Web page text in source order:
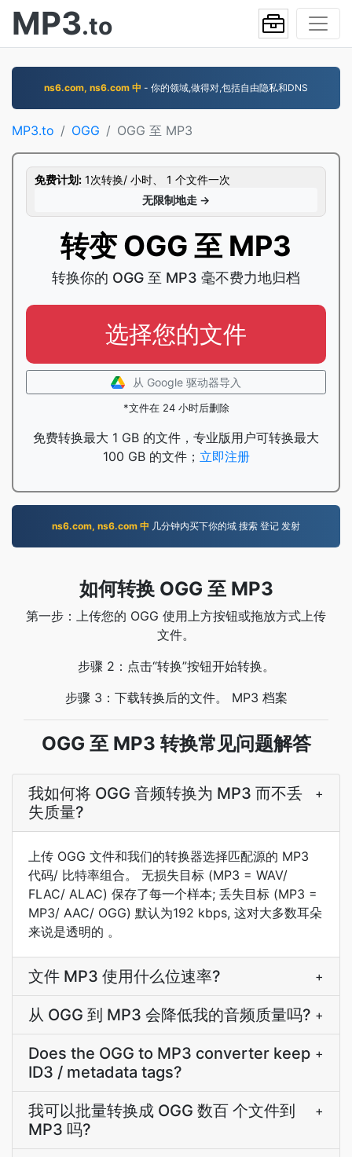
MP3.to
ns6.com, ns6.com 中 - 你的领域,做得对,包括自由隐私和DNS
MP3.to OGG OGG 至 MP3
免费计划: 1次转换/ 小时、 1 个文件一次
无限制地走 →
转变 OGG 至 MP3
转换你的 OGG 至 MP3 毫不费力地归档
选择您的文件
从 Google 驱动器导入
*文件在 24 小时后删除
免费转换最大 1 GB 的文件，专业版用户可转换最大
100 GB 的文件； 立即注册
ns6.com, ns6.com 中 几分钟内买下你的域 搜索 登记 发射
如何转换 OGG 至 MP3
第一步：上传您的 OGG 使用上方按钮或拖放方式上传
文件。
步骤 2：点击“转换”按钮开始转换。
步骤 3：下载转换后的文件。 MP3 档案
OGG 至 MP3 转换常见问题解答
我如何将 OGG 音频转换为 MP3 而不丢
失质量?
+
上传 OGG 文件和我们的转换器选择匹配源的 MP3
代码/ 比特率组合。 无损失目标 (MP3 = WAV/
FLAC/ ALAC) 保存了每一个样本; 丢失目标 (MP3 =
MP3/ AAC/ OGG) 默认为192 kbps, 这对大多数耳朵
来说是透明的 。
文件 MP3 使用什么位速率? +
从 OGG 到 MP3 会降低我的音频质量吗? +
Does the OGG to MP3 converter keep
ID3 / metadata tags?
+
我可以批量转换成 OGG 数百 个文件到
MP3 吗?
+